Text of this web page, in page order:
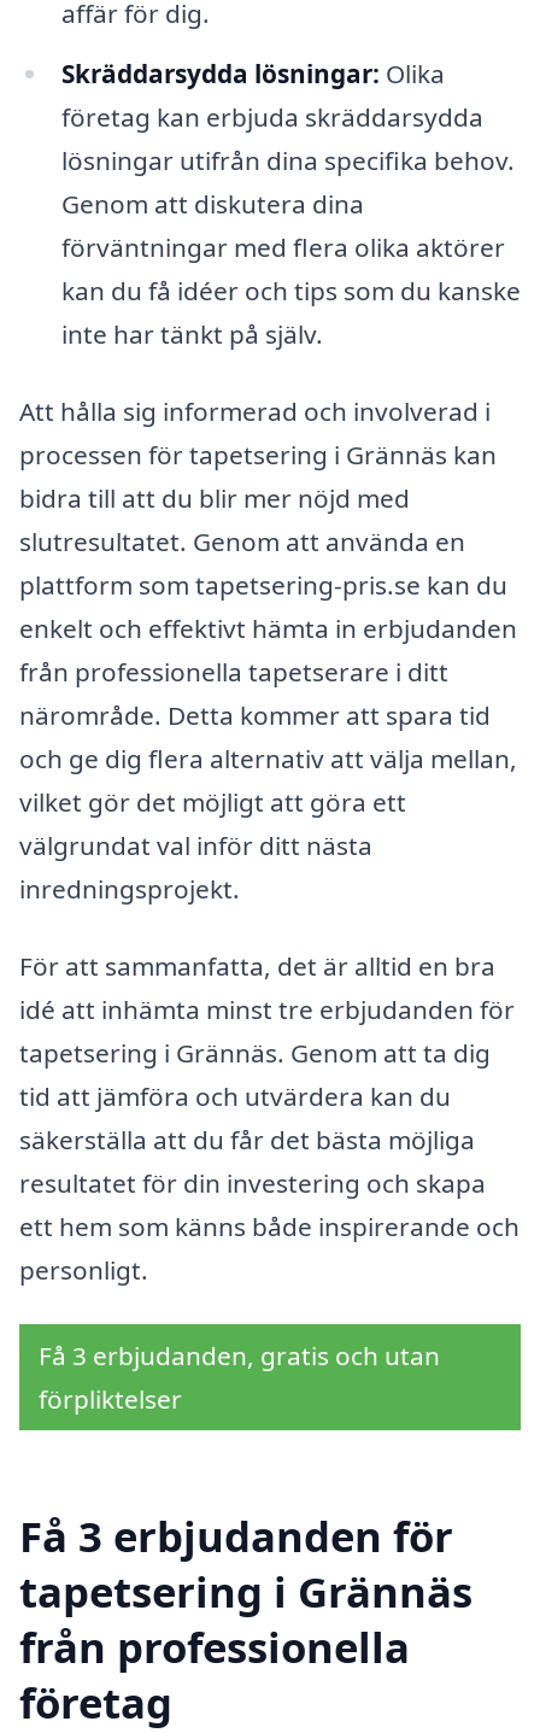
affär för dig.
Skräddarsydda lösningar: Olika
företag kan erbjuda skräddarsydda
lösningar utifrån dina specifika behov.
Genom att diskutera dina
förväntningar med flera olika aktörer
kan du få idéer och tips som du kanske
inte har tänkt på själv.
Att hålla sig informerad och involverad i
processen för tapetsering i Grännäs kan
bidra till att du blir mer nöjd med
slutresultatet. Genom att använda en
plattform som tapetsering-pris.se kan du
enkelt och effektivt hämta in erbjudanden
från professionella tapetserare i ditt
närområde. Detta kommer att spara tid
och ge dig flera alternativ att välja mellan,
vilket gör det möjligt att göra ett
välgrundat val inför ditt nästa
inredningsprojekt.
För att sammanfatta, det är alltid en bra
idé att inhämta minst tre erbjudanden för
tapetsering i Grännäs. Genom att ta dig
tid att jämföra och utvärdera kan du
säkerställa att du får det bästa möjliga
resultatet för din investering och skapa
ett hem som känns både inspirerande och
personligt.
Få 3 erbjudanden, gratis och utan
förpliktelser
Få 3 erbjudanden för
tapetsering i Grännäs
från professionella
företag